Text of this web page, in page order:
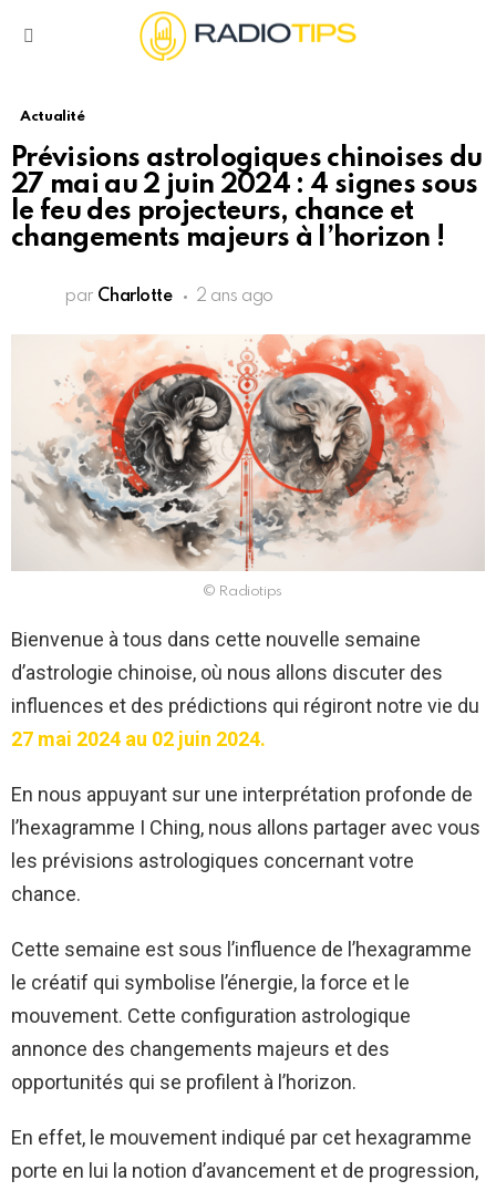
Actualité
Prévisions astrologiques chinoises du
27 mai au 2 juin 2024 : 4 signes sous
le feu des projecteurs, chance et
changements majeurs à l’horizon !
par Charlotte 2 ans ago
© Radiotips
Bienvenue à tous dans cette nouvelle semaine
d’astrologie chinoise, où nous allons discuter des
influences et des prédictions qui régiront notre vie du
27 mai 2024 au 02 juin 2024.
En nous appuyant sur une interprétation profonde de
l’hexagramme I Ching, nous allons partager avec vous
les prévisions astrologiques concernant votre
chance.
Cette semaine est sous l’influence de l’hexagramme
le créatif qui symbolise l’énergie, la force et le
mouvement. Cette configuration astrologique
annonce des changements majeurs et des
opportunités qui se profilent à l’horizon.
En effet, le mouvement indiqué par cet hexagramme
porte en lui la notion d’avancement et de progression,